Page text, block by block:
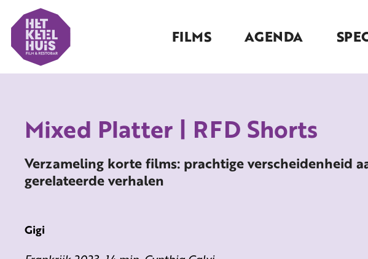
FILMS AGENDA
Mixed Platter | RFD Shorts
Verzameling korte films: prachtige verscheidenheid
gerelateerde verhalen
Gigi